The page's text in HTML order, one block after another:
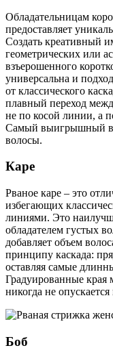
Обладательницам
предоставляет
Создать креативный
геометрических или
взъерошенного
универсальна и
от классического
плавный переход
не по косой линии, а
Самый выигрышный
волосы.
Каре
Рваное каре – это
избегающих
линиями. Это
обладателем густых
добавляет объем
принципу каскада:
оставляя самые
Градуированные края
никогда не
Боб